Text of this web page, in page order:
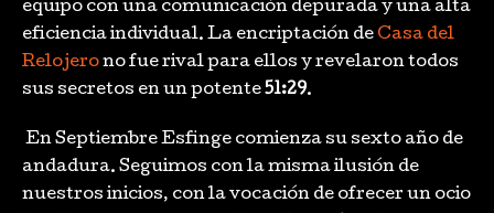
equipo con una comunicación depurada y una alta
eficiencia individual. La encriptación de Casa del
Relojerono fue rival para ellos y revelaron todos
sus secretos en un potente51:29.
En Septiembre Esfinge comienza su sexto año de
andadura. Seguimos con la misma ilusión de
nuestros inicios, con la vocación de ofrecer un ocio